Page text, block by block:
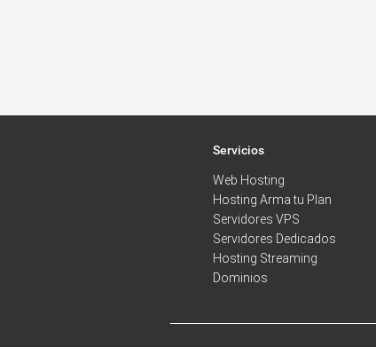
Servicios
Web Hosting
Hosting Arma tu Plan
Servidores VPS
Servidores Dedicados
Hosting Streaming
Dominios